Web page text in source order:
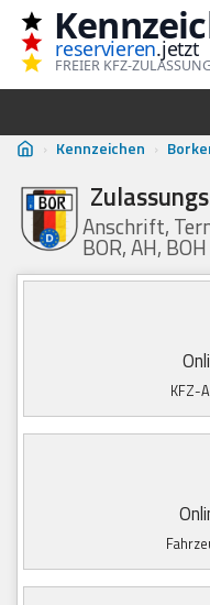
Zum
Inhalt
reservieren.jetzt
FREIER KFZ-
› Kennzeichen ›
Anschrift,
BOR, AH,
KFZ-